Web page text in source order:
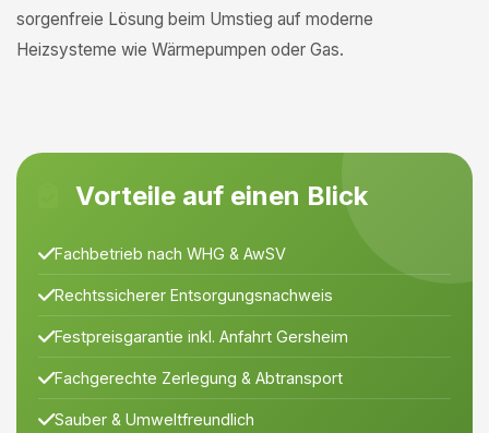
sorgenfreie Lösung beim Umstieg auf moderne
Heizsysteme wie Wärmepumpen oder Gas.
Vorteile auf einen Blick
Fachbetrieb nach WHG & AwSV
Rechtssicherer Entsorgungsnachweis
Festpreisgarantie inkl. Anfahrt Gersheim
Fachgerechte Zerlegung & Abtransport
Sauber & Umweltfreundlich